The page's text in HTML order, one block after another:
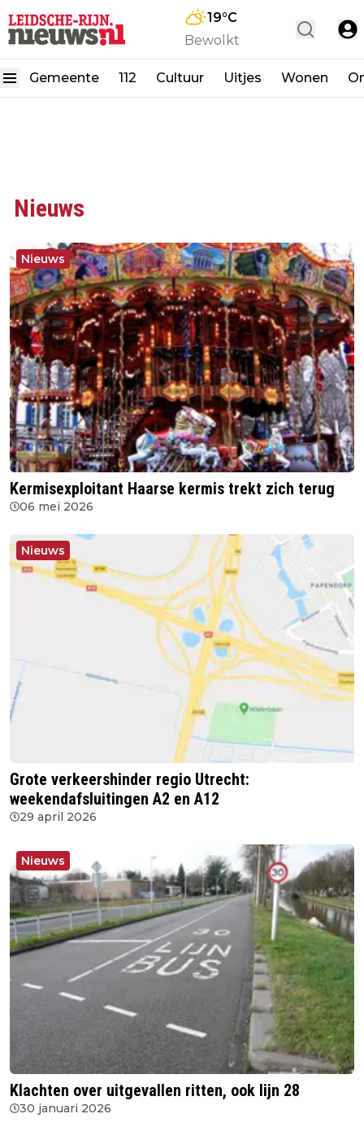
19°C
Bewolkt
Gemeente 112 Cultuur Uitjes Wonen
Nieuws
Nieuws
Kermisexploitant Haarse kermis trekt zich terug
06 mei 2026
Nieuws
Grote verkeershinder regio Utrecht:
weekendafsluitingen A2 en A12
29 april 2026
Nieuws
Klachten over uitgevallen ritten, ook lijn 28
30 januari 2026